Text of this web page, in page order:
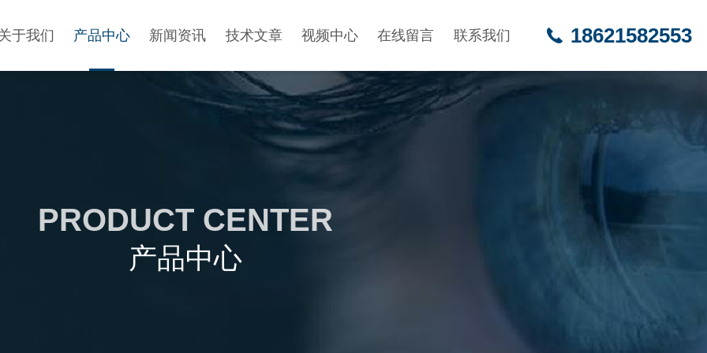
于我们 产品中心 新闻资讯 技术文章 视频中心 在线留言 联系我们 18621582553
PRODUCT CENTER
产品中心